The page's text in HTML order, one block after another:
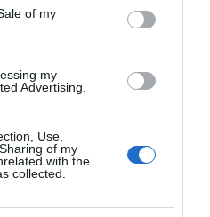
of my
my
Advertising.
Use,
of my
with the
collected.
και τον δημοσιονομικό
δεν θα έχει
της μεσαίας
προτεινόμενη
Google